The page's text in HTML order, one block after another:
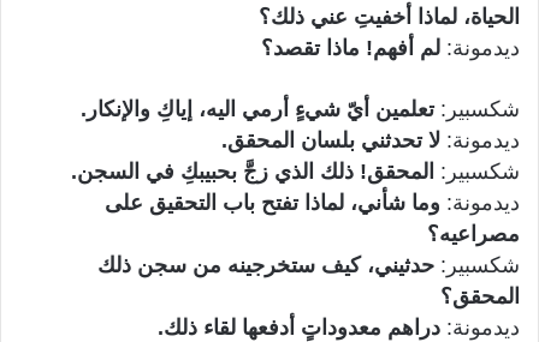
الحياة، لماذا أخفيتِ عني ذلك؟
ديدمونة: لم أفهم! ماذا تقصد؟
شكسبير:تعلمين أيّ شيءٍ أرمي اليه، إياكِ والإنكار.
ديدمونة: لا تحدثني بلسان المحقق.
شكسبير: المحقق! ذلك الذي زجَّ بحبيبكِ في السجن.
ديدمونة: وما شأني، لماذا تفتح باب التحقيق على
مصراعيه؟
شكسبير: حدثيني، كيف ستخرجينه من سجن ذلك
المحقق؟
ديدمونة: دراهم معدوداتٍ أدفعها لقاء ذلك.